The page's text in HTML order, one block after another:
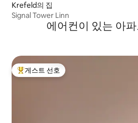
Krefeld의 집
Signal Tower Linn
에어컨이 있는 아
상위 게스트 선호
게스트 선호